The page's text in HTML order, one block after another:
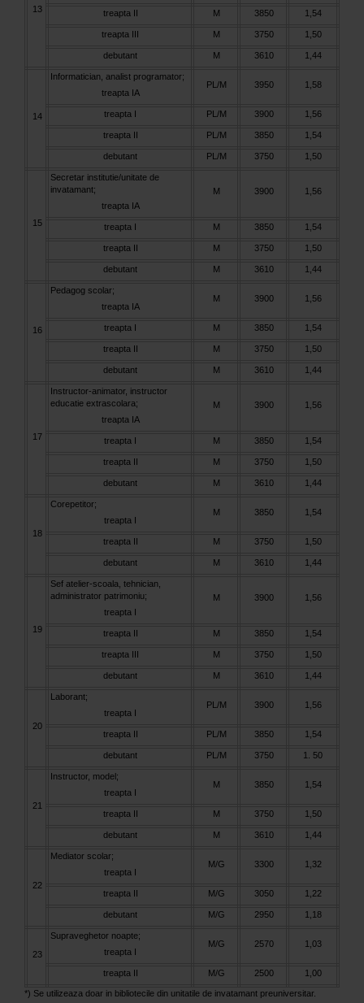
13 treapta II M 3850 1,54
treapta III M 3750 1,50
debutant M 3610 1,44
14
Informatician, analist programator;
treapta IA
PL/M 3950 1,58
treapta I PL/M 3900 1,56
treapta II PL/M 3850 1,54
debutant PL/M 3750 1,50
15
Secretar institutie/unitate de
invatamant;
treapta IA
M 3900 1,56
treapta I M 3850 1,54
treapta II M 3750 1,50
debutant M 3610 1,44
16
Pedagog scolar;
treapta IA
M 3900 1,56
treapta I M 3850 1,54
treapta II M 3750 1,50
debutant M 3610 1,44
17
Instructor-animator, instructor
educatie extrascolara;
treapta IA
M 3900 1,56
treapta I M 3850 1,54
treapta II M 3750 1,50
debutant M 3610 1,44
18
Corepetitor;
treapta I
M 3850 1,54
treapta II M 3750 1,50
debutant M 3610 1,44
19
Sef atelier-scoala, tehnician,
administrator patrimoniu;
treapta I
M 3900 1,56
treapta II M 3850 1,54
treapta III M 3750 1,50
debutant M 3610 1,44
20
Laborant;
treapta I
PL/M 3900 1,56
treapta II PL/M 3850 1,54
debutant PL/M 3750 1. 50
21
Instructor, model;
treapta I
M 3850 1,54
treapta II M 3750 1,50
debutant M 3610 1,44
22
Mediator scolar;
treapta I
M/G 3300 1,32
treapta II M/G 3050 1,22
debutant M/G 2950 1,18
23
Supraveghetor noapte;
treapta I
M/G 2570 1,03
treapta II M/G 2500 1,00
*) Se utilizeaza doar in bibliotecile din unitatile de invatamant preuniversitar.